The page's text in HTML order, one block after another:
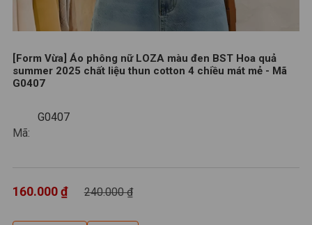
[Form Vừa] Áo phông nữ LOZA màu đen BST Hoa quả
summer 2025 chất liệu thun cotton 4 chiều mát mẻ - Mã
G0407
Mã:
240.000 ₫
160.000 ₫
G0407